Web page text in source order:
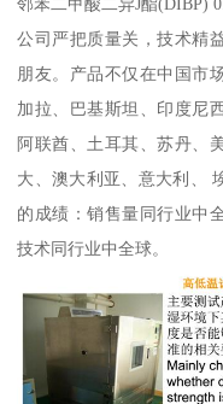
公司严把质量关，技术精
朋友。产品不仅在中国市
加拉、巴基斯坦、印度尼
阿联酋、土耳其、苏丹、
大、澳大利亚、意大利、
的成绩：销售量同行业中
技术同行业中全球。